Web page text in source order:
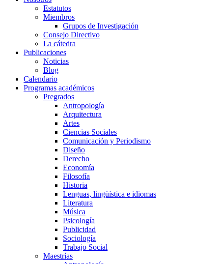
Estatutos
Miembros
Grupos de Investigación
Consejo Directivo
La cátedra
Publicaciones
Noticias
Blog
Calendario
Programas académicos
Pregrados
Antropología
Arquitectura
Artes
Ciencias Sociales
Comunicación y Periodismo
Diseño
Derecho
Economía
Filosofía
Historia
Lenguas, lingüística e idiomas
Literatura
Música
Psicología
Publicidad
Sociología
Trabajo Social
Maestrías